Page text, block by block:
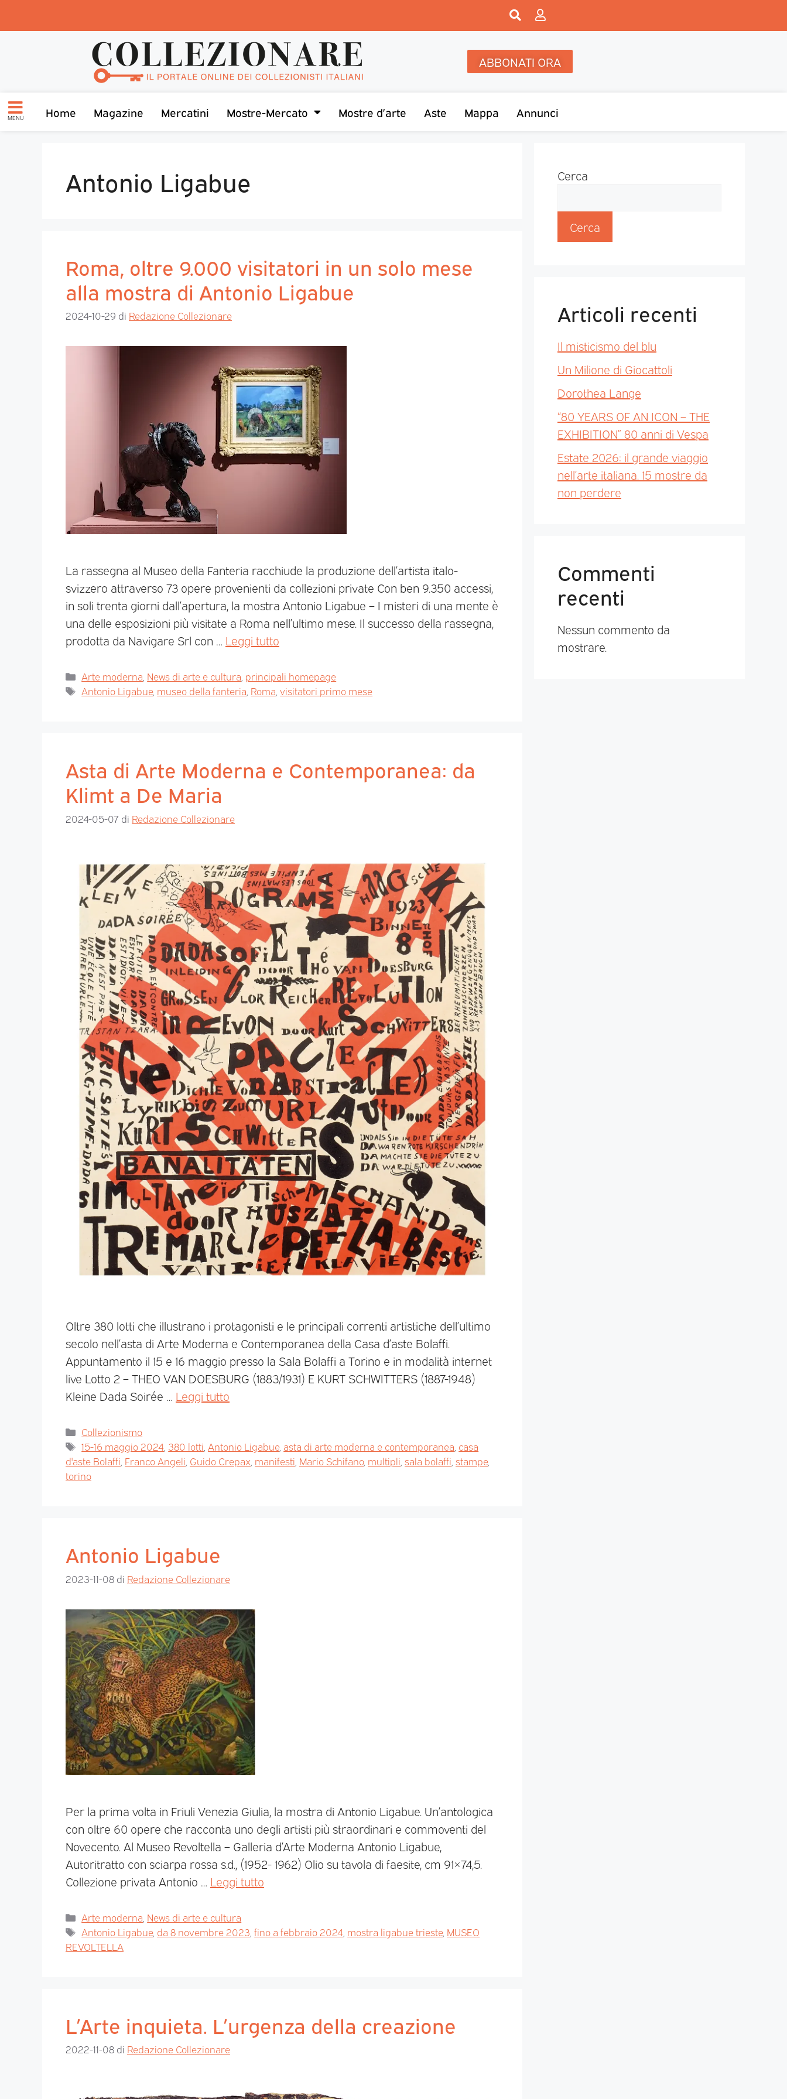
ABBONATI ORA
MENU Home Magazine Mercatini Mostre-Mercato Mostre d’arte Aste Mappa Annunci
Antonio Ligabue
Roma, oltre 9.000 visitatori in un solo mese
alla mostra di Antonio Ligabue
2024-10-29 di Redazione Collezionare
La rassegna al Museo della Fanteria racchiude la produzione dell’artista italo-
svizzero attraverso 73 opere provenienti da collezioni private Con ben 9.350 accessi,
in soli trenta giorni dall’apertura, la mostra Antonio Ligabue – I misteri di una mente è
una delle esposizioni più visitate a Roma nell’ultimo mese. Il successo della rassegna,
prodotta da Navigare Srl con … Leggi tutto
Arte moderna News di arte e cultura principali homepage
Antonio Ligabue, museo della fanteria Roma ,visitatori primo mese
Asta di Arte Moderna e Contemporanea: da
Klimt a De Maria
2024-05-07 di Redazione Collezionare
Oltre 380 lotti che illustrano i protagonisti e le principali correnti artistiche dell’ultimo
secolo nell’asta di Arte Moderna e Contemporanea della Casa d’aste Bolaffi.
Appuntamento il 15 e 16 maggio presso la Sala Bolaffi a Torino e in modalità internet
live Lotto 2 – THEO VAN DOESBURG (1883/1931) E KURT SCHWITTERS (1887-1948)
Kleine Dada Soirée … Leggi tutto
Collezionismo
15-16 maggio 2024 380 lotti ,Antonio Ligabue, asta di arte moderna e contemporanea casa
d'aste Bolaffi Franco Angeli Guido Crepax manifesti Mario Schifano, multipli sala bolaffi stampe,
torino
Antonio Ligabue
2023-11-08 di Redazione Collezionare
Per la prima volta in Friuli Venezia Giulia, la mostra di Antonio Ligabue. Un’antologica
con oltre 60 opere che racconta uno degli artisti più straordinari e commoventi del
Novecento. Al Museo Revoltella – Galleria d’Arte Moderna Antonio Ligabue,
Autoritratto con sciarpa rossa s.d., (1952- 1962) Olio su tavola di faesite, cm 91×74,5.
Collezione privata Antonio … Leggi tutto
Arte moderna News di arte e cultura
Antonio Ligabue, da 8 novembre 2023 ,fino a febbraio 2024 mostra ligabue trieste, MUSEO
REVOLTELLA
L’Arte inquieta. L’urgenza della creazione
2022-11-08 di Redazione Collezionare
Cerca
Cerca
Articoli recenti
Il misticismo del blu
Un Milione di Giocattoli
Dorothea Lange
“80 YEARS OF AN ICON – THE
EXHIBITION” 80 anni di Vespa
Estate 2026: il grande viaggio
nell’arte italiana. 15 mostre da
non perdere
Commenti
recenti
Nessun commento da
mostrare.